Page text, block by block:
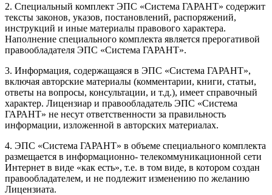
2. Специальный комплект ЭПС «Система ГАРАНТ» содержит
тексты законов, указов, постановлений, распоряжений,
инструкций и иные материалы правового характера.
Наполнение специального комплекта является прерогативой
правообладателя ЭПС «Система ГАРАНТ».
3. Информация, содержащаяся в ЭПС «Система ГАРАНТ»,
включая авторские материалы (комментарии, книги, статьи,
ответы на вопросы, консультации, и т.д.), имеет справочный
характер. Лицензиар и правообладатель ЭПС «Система
ГАРАНТ» не несут ответственности за правильность
информации, изложенной в авторских материалах.
4. ЭПС «Система ГАРАНТ» в объеме специального комплекта
размещается в информационно- телекоммуникационной сети
Интернет в виде «как есть», т.е. в том виде, в котором создан
правообладателем, и не подлежит изменению по желанию
Лицензиата.